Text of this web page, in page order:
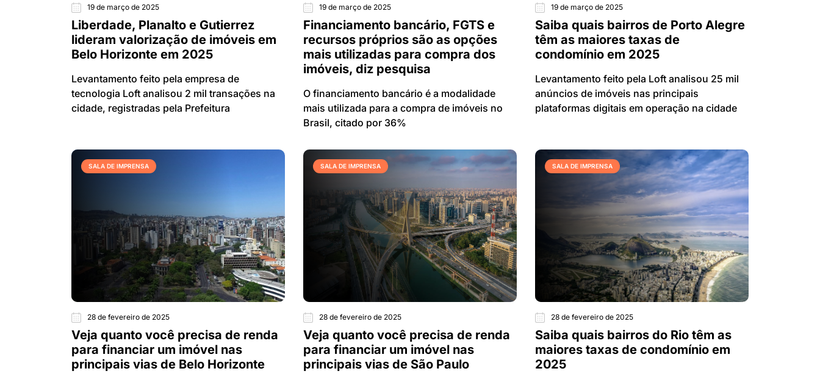
19 de março de 2025
Liberdade, Planalto e Gutierrez
lideram valorização de imóveis em
Belo Horizonte em 2025
Levantamento feito pela empresa de
tecnologia Loft analisou 2 mil transações na
cidade, registradas pela Prefeitura
19 de março de 2025
Financiamento bancário, FGTS e
recursos próprios são as opções
mais utilizadas para compra dos
imóveis, diz pesquisa
O financiamento bancário é a modalidade
mais utilizada para a compra de imóveis no
Brasil, citado por 36%
19 de março de 2025
Saiba quais bairros de Porto Alegre
têm as maiores taxas de
condomínio em 2025
Levantamento feito pela Loft analisou 25 mil
anúncios de imóveis nas principais
plataformas digitais em operação na cidade
SALA DE IMPRENSA
28 de fevereiro de 2025
Veja quanto você precisa de renda
para financiar um imóvel nas
principais vias de Belo Horizonte
SALA DE IMPRENSA
28 de fevereiro de 2025
Veja quanto você precisa de renda
para financiar um imóvel nas
principais vias de São Paulo
SALA DE IMPRENSA
28 de fevereiro de 2025
Saiba quais bairros do Rio têm as
maiores taxas de condomínio em
2025